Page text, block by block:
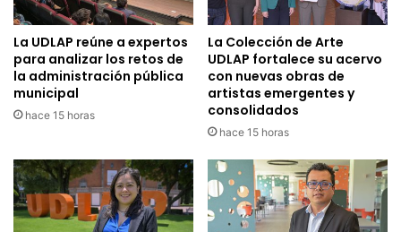
La UDLAP reúne a expertos
para analizar los retos de
la administración pública
municipal
hace 15 horas
La Colección de Arte
UDLAP fortalece su acervo
con nuevas obras de
artistas emergentes y
consolidados
hace 15 horas